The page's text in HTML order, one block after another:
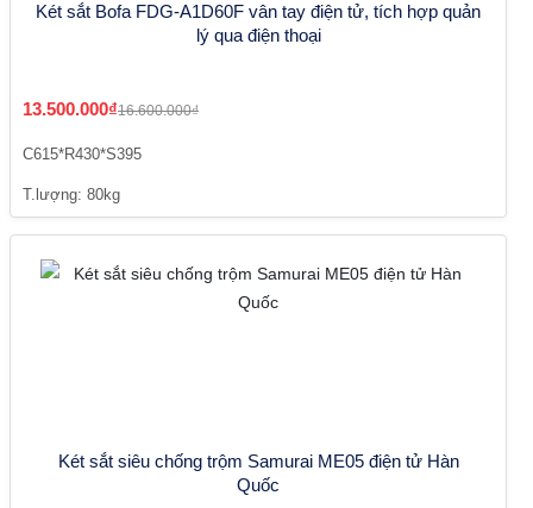
Két sắt Bofa FDG-A1D60F vân tay điện tử, tích hợp quản
lý qua điện thoại
13.500.000₫16.600.000₫
C615*R430*S395
T.lượng: 80kg
Két sắt siêu chống trộm Samurai ME05 điện tử Hàn
Quốc